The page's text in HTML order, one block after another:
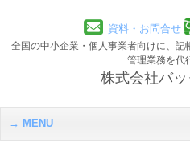
資料・お問合せ
全国の中小企業・個人事業者向けに、
管理業務を代
株式会社バ
MENU